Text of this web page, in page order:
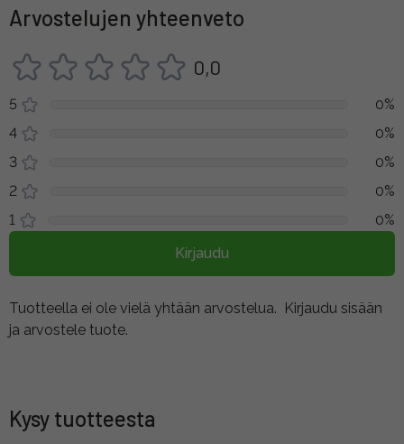
Arvostelujen yhteenveto
0,0
5
0%
4
0%
3
0%
2
0%
1
0%
Kirjaudu
Tuotteella ei ole vielä yhtään arvostelua. Kirjaudu sisään
ja arvostele tuote.
Kysy tuotteesta